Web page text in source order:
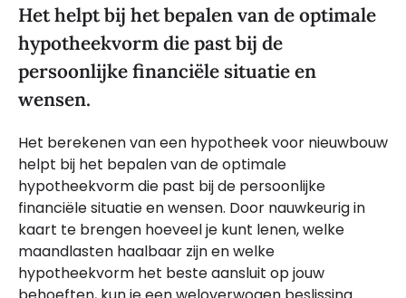
Het helpt bij het bepalen van de optimale
hypotheekvorm die past bij de
persoonlijke financiële situatie en
wensen.
Het berekenen van een hypotheek voor nieuwbouw
helpt bij het bepalen van de optimale
hypotheekvorm die past bij de persoonlijke
financiële situatie en wensen. Door nauwkeurig in
kaart te brengen hoeveel je kunt lenen, welke
maandlasten haalbaar zijn en welke
hypotheekvorm het beste aansluit op jouw